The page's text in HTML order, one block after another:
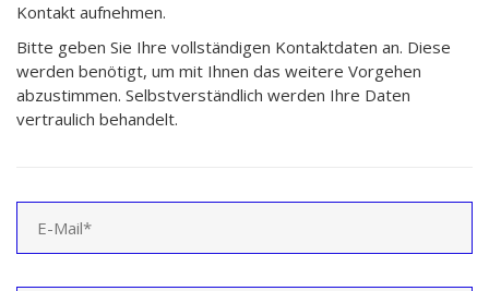
Kontakt aufnehmen.
Bitte geben Sie Ihre vollständigen Kontaktdaten an. Diese
werden benötigt, um mit Ihnen das weitere Vorgehen
abzustimmen. Selbstverständlich werden Ihre Daten
vertraulich behandelt.